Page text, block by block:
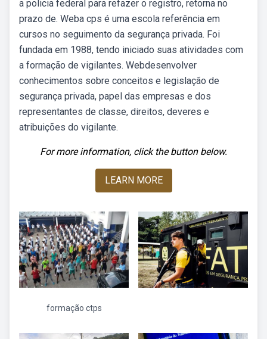
a policia federal para refazer o registro, retorna no
prazo de. Weba cps é uma escola referência em
cursos no seguimento da segurança privada. Foi
fundada em 1988, tendo iniciado suas atividades com
a formação de vigilantes. Webdesenvolver
conhecimentos sobre conceitos e legislação de
segurança privada, papel das empresas e dos
representantes de classe, direitos, deveres e
atribuições do vigilante.
For more information, click the button below.
LEARN MORE
formação ctps